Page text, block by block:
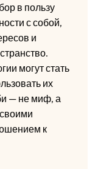
в пользу
с собой,
и
могут стать
их
— не миф, а
к